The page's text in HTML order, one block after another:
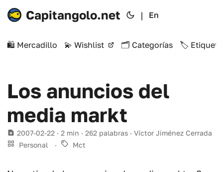
Capitangolo.net | En
🛍️ Mercadillo 💫 Wishlist 🗂️ Categorías 🏷️
Los anuncios del
media markt
2007-02-22 · 2 min · 262 palabras · Víctor Jiménez Cerrada
Personal
· Mct